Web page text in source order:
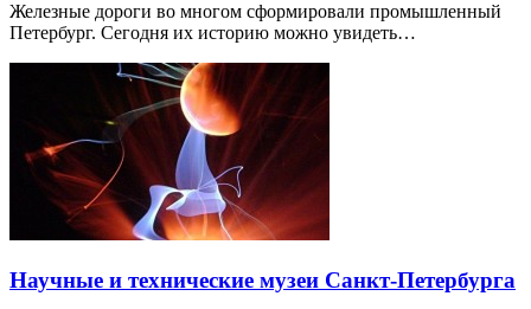
Железные дороги во многом сформировали промышленный
Петербург. Сегодня их историю можно увидеть…
Научные и технические музеи Санкт-Петербурга